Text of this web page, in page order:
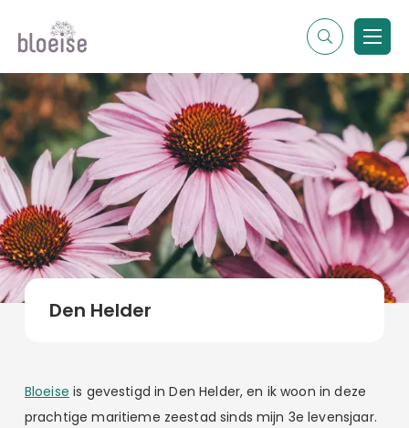
Contentmarketing
Online marketing
Branches
Marketing
Alle soorten artikelen
Alle topics
Den Helder
Bloeise is gevestigd in Den Helder, en ik woon in deze
prachtige maritieme zeestad sinds mijn 3e levensjaar.